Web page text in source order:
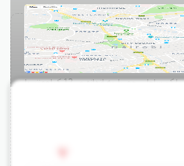
(
Citymax Hotel Al Barsha Dubai
)، این
بزرگترین بازارهای جهان یعنی بازار امارات به
میهمانان خود ارائه می دهد. پارک ساحلی جمیرا به اندازه ی 12 کیلومتر با
و دکور شیک به همراه تلویزیون